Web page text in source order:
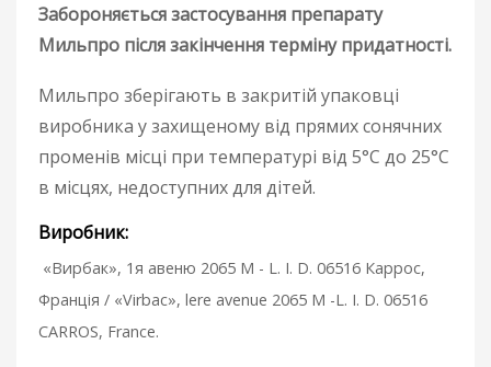
Забороняється застосування препарату
Мильпро після закінчення терміну придатності.
Мильпро зберігають в закритій упаковці
виробника у захищеному від прямих сонячних
променів місці при температурі від 5°С до 25°С
в місцях, недоступних для дітей.
Виробник:
«Вирбак», 1я авеню 2065 М - L. I. D. 06516 Каррос,
Франція / «Virbac», lere avenue 2065 М -L. I. D. 06516
CARROS, France.